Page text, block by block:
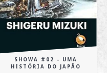
SHOWA #02 - UMA
HISTÓRIA DO JAPÃO